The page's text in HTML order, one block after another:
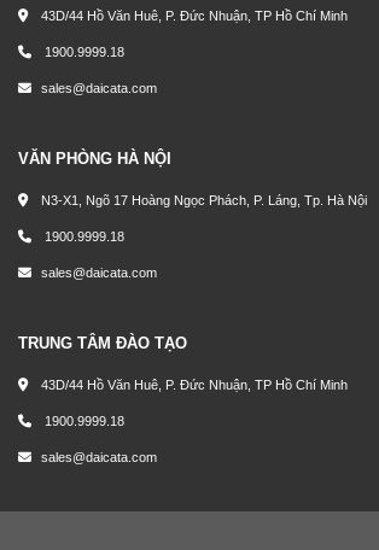
43D/44 Hồ Văn Huê, P. Đức Nhuận, TP Hồ Chí Minh
1900.9999.18
sales@daicata.com
VĂN PHÒNG HÀ NỘI
N3-X1, Ngõ 17 Hoàng Ngọc Phách, P. Láng, Tp. Hà Nội
1900.9999.18
sales@daicata.com
TRUNG TÂM ĐÀO TẠO
43D/44 Hồ Văn Huê, P. Đức Nhuận, TP Hồ Chí Minh
1900.9999.18
sales@daicata.com